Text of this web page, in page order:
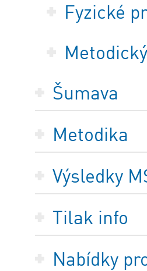
Fyzické
Šumava
Metodika
Výsledky
Tilak info
Nabídky